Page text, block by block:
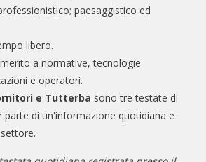
paesaggistico ed
libero.
a normative, tecnologie
e operatori.
e Tutterba sono tre testate di
parte di un'informazione quotidiana e